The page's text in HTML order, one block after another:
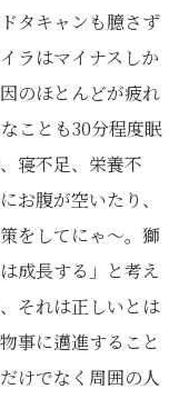
タキャンも臆さず
ラはマイナスしか
のほとんどが疲れ
ことも30分程度眠
寝不足、栄養不
お腹が空いたり、
をしてにゃ〜。獅
成長する」と考え
それは正しいとは
事に邁進すること
けでなく周囲の人